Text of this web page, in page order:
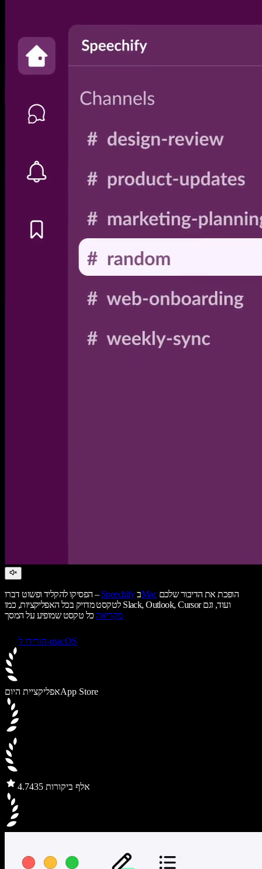
הפסיקו להקליד ופשוט דברו – Speechify בMacהופכת את הדיבור שלכם
לטקסט מדויק בכל האפליקציות, כמו Slack, Outlook, Cursor ועוד, וגם
מקריאהכל טקסט שמופיע על המסך
הורידו ל-macOS
אפליקציית היוםApp Store
4.7 435 אלף ביקורות